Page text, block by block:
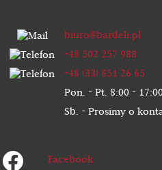
biuro@bardeli.pl
+48 502 257 988
+48 (33) 851 26 65
Pon. - Pt. 8:00 -
Sb. - Prosimy o
Facebook